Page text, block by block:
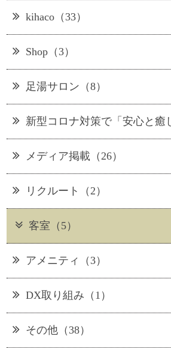
kihaco（33）
Shop（3）
足湯サロン（8）
新型コロナ対策で「安心と癒
メディア掲載（26）
リクルート（2）
客室（5）
アメニティ（3）
DX取り組み（1）
その他（38）